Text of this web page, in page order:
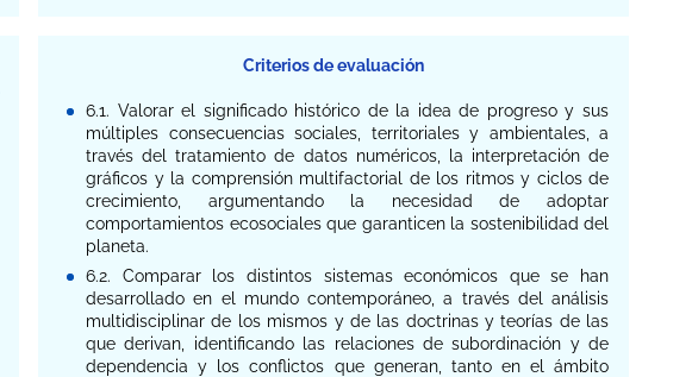
Criterios de evaluación
6.1. Valorar el significado histórico de la idea de progreso y sus
múltiples consecuencias sociales, territoriales y ambientales, a
través del tratamiento de datos numéricos, la interpretación de
gráficos y la comprensión multifactorial de los ritmos y ciclos de
crecimiento, argumentando la necesidad de adoptar
comportamientos ecosociales que garanticen la sostenibilidad del
planeta.
6.2. Comparar los distintos sistemas económicos que se han
desarrollado en el mundo contemporáneo, a través del análisis
multidisciplinar de los mismos y de las doctrinas y teorías de las
que derivan, identificando las relaciones de subordinación y de
dependencia y los conflictos que generan, tanto en el ámbito